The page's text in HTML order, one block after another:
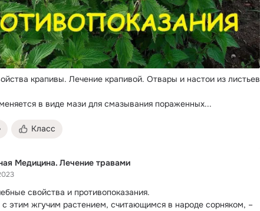
крапивы. Лечение крапивой. Отвары и настои из листьев
в виде мази для смазывания пораженных...
Класс
Медицина. Лечение травами
свойства и противопоказания.
этим жгучим растением, считающимся в народе сорняком, –